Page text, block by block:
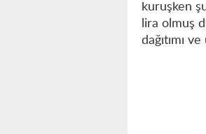
kuruşken
lira olmuş
dağıtımı